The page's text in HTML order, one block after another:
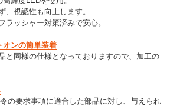
、視認性も向上します。
ラッシャー対策済みで安心。
オンの簡単装着
と同様の仕様となっておりますので、加工の
の要求事項に適合した部品に対し、与えられ